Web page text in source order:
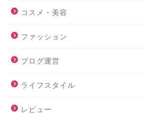
コスメ・美容
ファッション
ブログ運営
ライフスタイル
レビュー